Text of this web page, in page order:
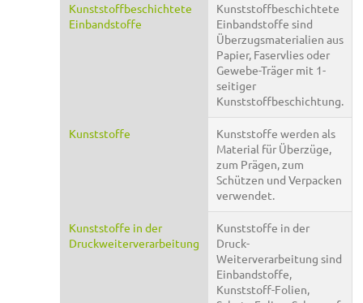
Kunststoffbeschichtete
Einbandstoffe
Kunststoffbeschichtete
Einbandstoffe sind
Überzugsmaterialien aus
Papier, Faservlies oder
Gewebe-Träger mit 1-
seitiger
Kunststoffbeschichtung.
Kunststoffe
Kunststoffe werden als
Material für Überzüge,
zum Prägen, zum
Schützen und Verpacken
verwendet.
Kunststoffe in der
Druckweiterverarbeitung
Kunststoffe in der
Druck-
Weiterverarbeitung sind
Einbandstoffe,
Kunststoff-Folien,